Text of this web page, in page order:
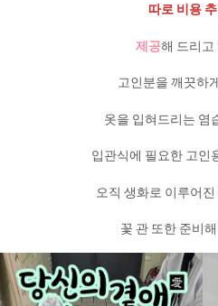
따로 비용 추
제공해 드리고
고인분을 깨끗하
옷을 입혀드리는 염
입관식에 필요한 고인
오직 생화로 이루어
꽃 관 또한 준비